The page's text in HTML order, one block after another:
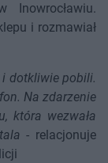
i rozmawiał
dotkliwie pobili.
Na zdarzenie
która wezwała
- relacjonuje